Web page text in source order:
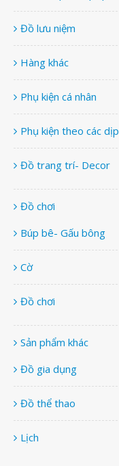
Đồ lưu niệm
Hàng khác
Phụ kiện cá nhân
Phụ kiện theo các dịp
Đồ trang trí- Decor
Đồ chơi
Búp bê- Gấu bông
Cờ
Đồ chơi
Sản phẩm khác
Đồ gia dụng
Đồ thể thao
Lịch